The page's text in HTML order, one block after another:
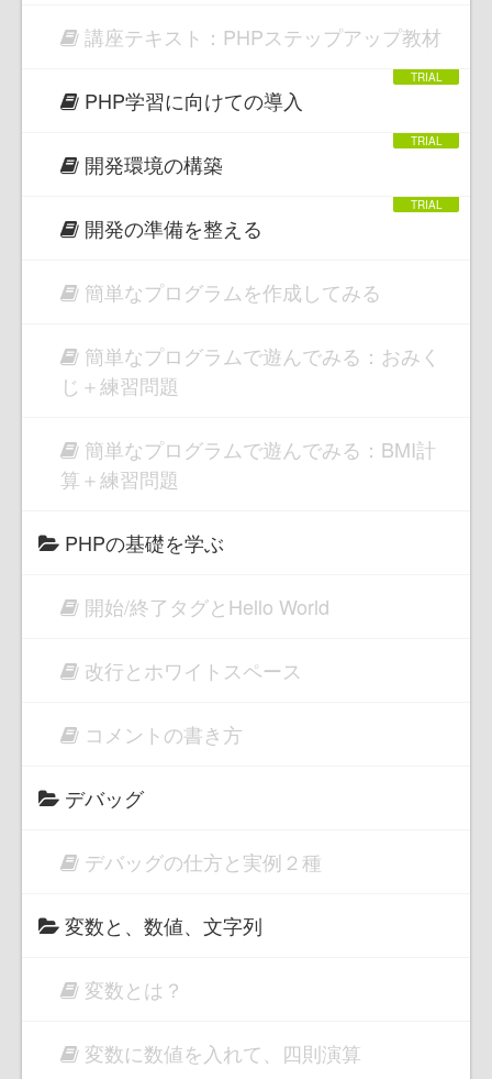
講座テキスト：PHPステップアップ教材
PHP学習に向けての導入
開発環境の構築
開発の準備を整える
簡単なプログラムを作成してみる
簡単なプログラムで遊んでみる：おみく
じ＋練習問題
簡単なプログラムで遊んでみる：BMI計
算＋練習問題
PHPの基礎を学ぶ
開始/終了タグとHello World
改行とホワイトスペース
コメントの書き方
デバッグ
デバッグの仕方と実例２種
変数と、数値、文字列
変数とは？
変数に数値を入れて、四則演算